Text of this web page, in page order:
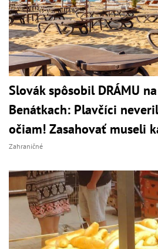
Slovák spôsobil DRÁMU
Benátkach: Plavčíci
očiam! Zasahovať museli
Zahraničné